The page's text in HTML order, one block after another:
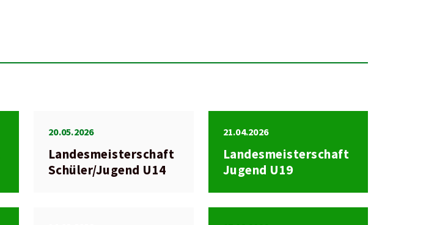
20.05.2026
Landesmeisterschaft
Schüler/Jugend U14
21.04.2026
Landesmeisterschaft
Jugend U19